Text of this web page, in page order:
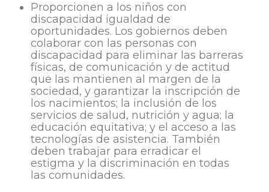
Proporcionen a los niños con
discapacidad igualdad de
oportunidades. Los gobiernos deben
colaborar con las personas con
discapacidad para eliminar las barreras
físicas, de comunicación y de actitud
que las mantienen al margen de la
sociedad, y garantizar la inscripción de
los nacimientos; la inclusión de los
servicios de salud, nutrición y agua; la
educación equitativa; y el acceso a las
tecnologías de asistencia. También
deben trabajar para erradicar el
estigma y la discriminación en todas
las comunidades.